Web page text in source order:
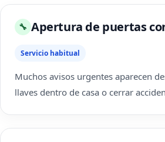
🔧 Apertura de puertas
Servicio habitual
Muchos avisos urgentes aparecen
llaves dentro de casa o cerrar